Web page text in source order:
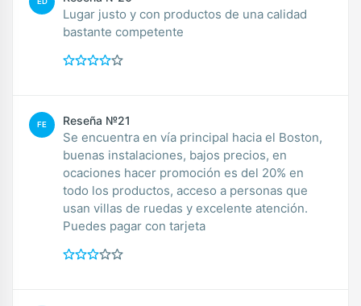
Lugar justo y con productos de una calidad
bastante competente
FE Reseña №21
Se encuentra en vía principal hacia el Boston,
buenas instalaciones, bajos precios, en
ocaciones hacer promoción es del 20% en
todo los productos, acceso a personas que
usan villas de ruedas y excelente atención.
Puedes pagar con tarjeta